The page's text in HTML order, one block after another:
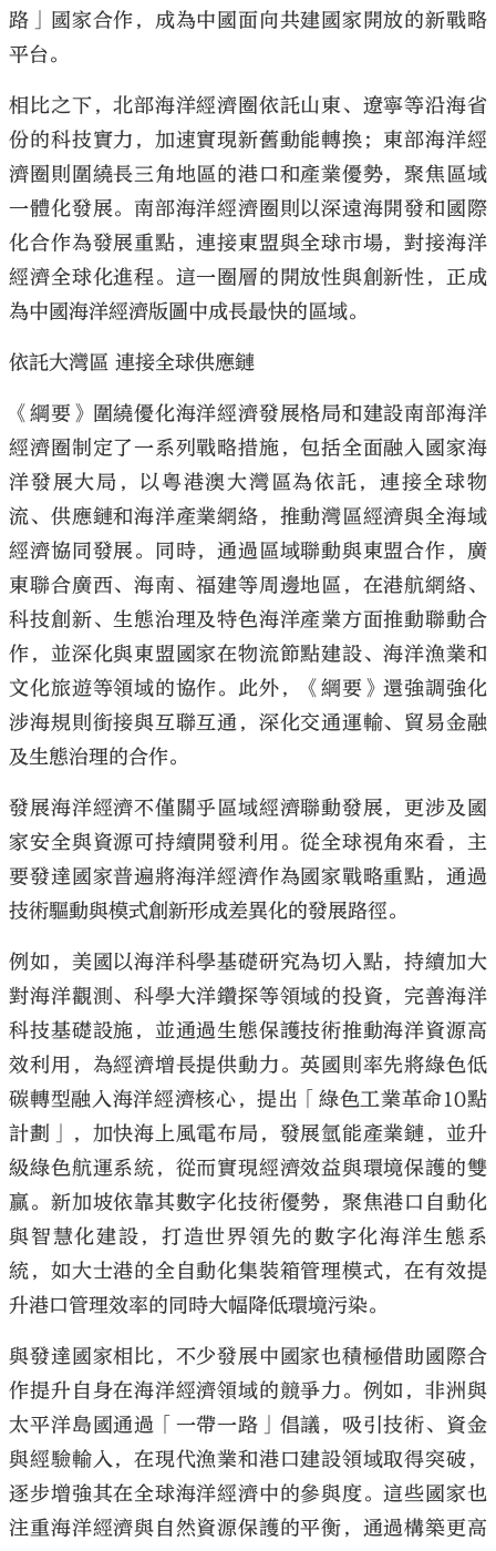
路」國家合作，成為中國面向共建國家開放的新戰略
平台。
相比之下，北部海洋經濟圈依託山東、遼寧等沿海省
份的科技實力，加速實現新舊動能轉換；東部海洋經
濟圈則圍繞長三角地區的港口和產業優勢，聚焦區域
一體化發展。南部海洋經濟圈則以深遠海開發和國際
化合作為發展重點，連接東盟與全球市場，對接海洋
經濟全球化進程。這一圈層的開放性與創新性，正成
為中國海洋經濟版圖中成長最快的區域。
依託大灣區 連接全球供應鏈
《綱要》圍繞優化海洋經濟發展格局和建設南部海洋
經濟圈制定了一系列戰略措施，包括全面融入國家海
洋發展大局，以粵港澳大灣區為依託，連接全球物
流、供應鏈和海洋產業網絡，推動灣區經濟與全海域
經濟協同發展。同時，通過區域聯動與東盟合作，廣
東聯合廣西、海南、福建等周邊地區，在港航網絡、
科技創新、生態治理及特色海洋產業方面推動聯動合
作，並深化與東盟國家在物流節點建設、海洋漁業和
文化旅遊等領域的協作。此外，《綱要》還強調強化
涉海規則銜接與互聯互通，深化交通運輸、貿易金融
及生態治理的合作。
發展海洋經濟不僅關乎區域經濟聯動發展，更涉及國
家安全與資源可持續開發利用。從全球視角來看，主
要發達國家普遍將海洋經濟作為國家戰略重點，通過
技術驅動與模式創新形成差異化的發展路徑。
例如，美國以海洋科學基礎研究為切入點，持續加大
對海洋觀測、科學大洋鑽探等領域的投資，完善海洋
科技基礎設施，並通過生態保護技術推動海洋資源高
效利用，為經濟增長提供動力。英國則率先將綠色低
碳轉型融入海洋經濟核心，提出「綠色工業革命10點
計劃」，加快海上風電布局，發展氫能產業鏈，並升
級綠色航運系統，從而實現經濟效益與環境保護的雙
贏。新加坡依靠其數字化技術優勢，聚焦港口自動化
與智慧化建設，打造世界領先的數字化海洋生態系
統，如大士港的全自動化集裝箱管理模式，在有效提
升港口管理效率的同時大幅降低環境污染。
與發達國家相比，不少發展中國家也積極借助國際合
作提升自身在海洋經濟領域的競爭力。例如，非洲與
太平洋島國通過「一帶一路」倡議，吸引技術、資金
與經驗輸入，在現代漁業和港口建設領域取得突破，
逐步增強其在全球海洋經濟中的參與度。這些國家也
注重海洋經濟與自然資源保護的平衡，通過構築更高